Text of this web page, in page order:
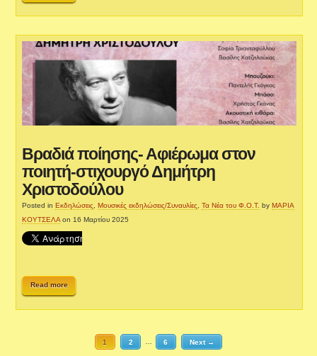
Βραδιά ποίησης- Αφιέρωμα στον
ποιητή-στιχουργό Δημήτρη
Χριστοδούλου
Posted inΕκδηλώσεις,Μουσικές εκδηλώσεις/Συναυλίες,Τα Νέα του Φ.Ο.Τ. byΜΑΡΙΑ
ΚΟΥΤΣΕΛΑ on 16 Μαρτίου 2025
Read more
1 2 … 6 Next →